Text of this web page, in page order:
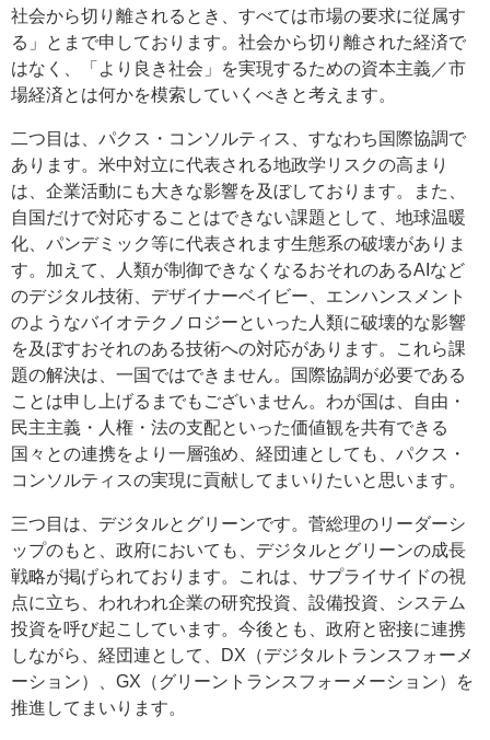
社会から切り離されるとき、すべては市場の要求に従属す
る」とまで申しております。社会から切り離された経済で
はなく、「より良き社会」を実現するための資本主義／市
場経済とは何かを模索していくべきと考えます。
二つ目は、パクス・コンソルティス、すなわち国際協調で
あります。米中対立に代表される地政学リスクの高まり
は、企業活動にも大きな影響を及ぼしております。また、
自国だけで対応することはできない課題として、地球温暖
化、パンデミック等に代表されます生態系の破壊がありま
す。加えて、人類が制御できなくなるおそれのあるAIなど
のデジタル技術、デザイナーベイビー、エンハンスメント
のようなバイオテクノロジーといった人類に破壊的な影響
を及ぼすおそれのある技術への対応があります。これら課
題の解決は、一国ではできません。国際協調が必要である
ことは申し上げるまでもございません。わが国は、自由・
民主主義・人権・法の支配といった価値観を共有できる
国々との連携をより一層強め、経団連としても、パクス・
コンソルティスの実現に貢献してまいりたいと思います。
三つ目は、デジタルとグリーンです。菅総理のリーダーシ
ップのもと、政府においても、デジタルとグリーンの成長
戦略が掲げられております。これは、サプライサイドの視
点に立ち、われわれ企業の研究投資、設備投資、システム
投資を呼び起こしています。今後とも、政府と密接に連携
しながら、経団連として、DX（デジタルトランスフォーメ
ーション）、GX（グリーントランスフォーメーション）を
推進してまいります。